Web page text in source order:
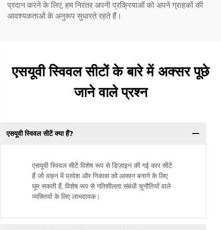
प्रदान करने के लिए, हम निरंतर अपनी प्रक्रियाओं को अपने ग्राहकों की
आवश्यकताओं के अनुरूप सुधारते रहते हैं।
एसयूवी स्विवल सीटों के बारे में अक्सर पूछे
जाने वाले प्रश्न
एसयूवी स्विवल सीटें क्या हैं?
एसयूवी स्विवल सीटें विशेष रूप से डिज़ाइन की गई कार सीटें
हैं जो वाहन में प्रवेश और निकास को आसान बनाने के लिए
घूम सकती हैं, विशेष रूप से गतिशीलता संबंधी चुनौतियों वाले
व्यक्तियों के लिए लाभदायक।